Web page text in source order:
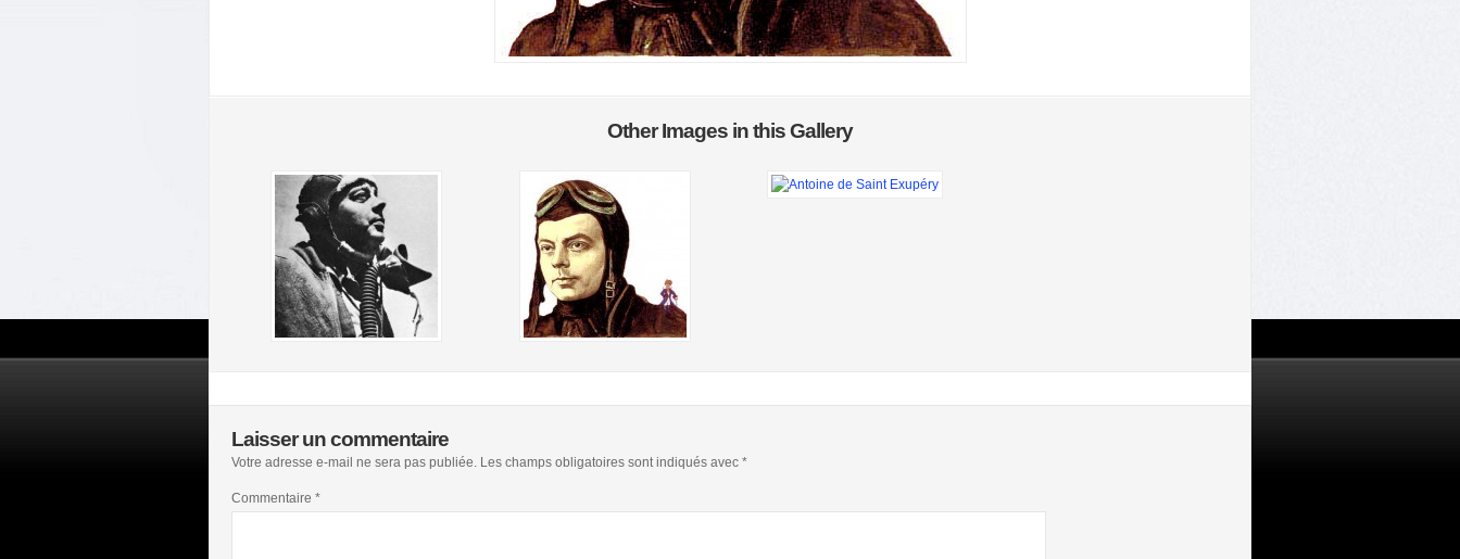
Other Images in this Gallery
Laisser un commentaire
Votre adresse e-mail ne sera pas publiée. Les champs obligatoires sont indiqués avec *
Commentaire *